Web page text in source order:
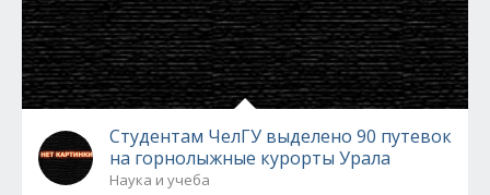
Студентам ЧелГУ выделено 90 путевок
на горнолыжные курорты Урала
Наука и учеба